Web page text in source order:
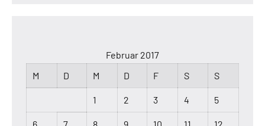
Februar 2017
M
D M D F S S
1 2 3 4 5